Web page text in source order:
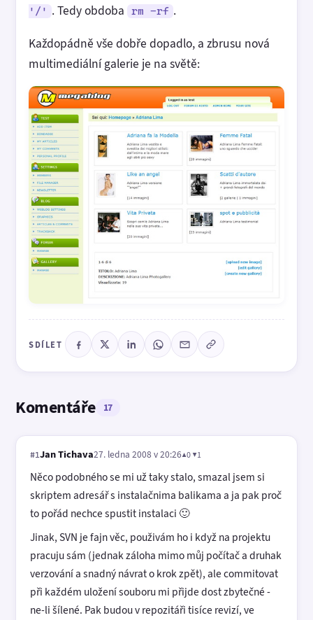
'/' . Tedy obdoba rm -rf .
Každopádně vše dobře dopadlo, a zbrusu nová
multimediální galerie je na světě:
SDÍLET
Komentáře 17
#1Jan Tichava27. ledna 2008 v 20:26▲0 ▼1
Něco podobného se mi už taky stalo, smazal jsem si
skriptem adresář s instalačnima balikama a ja pak proč
to pořád nechce spustit instalaci 🙂
Jinak, SVN je fajn věc, použivám ho i když na projektu
pracuju sám (jednak záloha mimo můj počítač a druhak
verzování a snadný návrat o krok zpět), ale commitovat
při každém uložení souboru mi přijde dost zbytečné -
ne-li šílené. Pak budou v repozitáři tisíce revizí, ve